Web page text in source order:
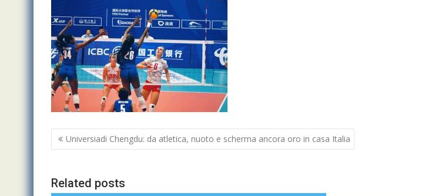
Navigazione
articoli
Universiadi Chengdu: da atletica, nuoto e scherma ancora oro in casa Italia
Related posts